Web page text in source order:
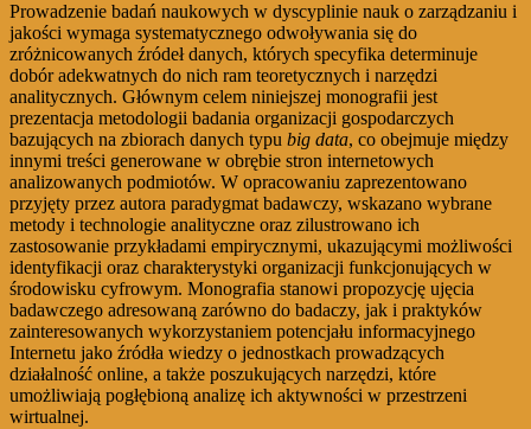
Prowadzenie badań naukowych w dyscyplinie nauk o zarządzaniu i
jakości wymaga systematycznego odwoływania się do
zróżnicowanych źródeł danych, których specyfika determinuje
dobór adekwatnych do nich ram teoretycznych i narzędzi
analitycznych. Głównym celem niniejszej monografii jest
prezentacja metodologii badania organizacji gospodarczych
bazujących na zbiorach danych typu big data, co obejmuje między
innymi treści generowane w obrębie stron internetowych
analizowanych podmiotów. W opracowaniu zaprezentowano
przyjęty przez autora paradygmat badawczy, wskazano wybrane
metody i technologie analityczne oraz zilustrowano ich
zastosowanie przykładami empirycznymi, ukazującymi możliwości
identyfikacji oraz charakterystyki organizacji funkcjonujących w
środowisku cyfrowym. Monografia stanowi propozycję ujęcia
badawczego adresowaną zarówno do badaczy, jak i praktyków
zainteresowanych wykorzystaniem potencjału informacyjnego
Internetu jako źródła wiedzy o jednostkach prowadzących
działalność online, a także poszukujących narzędzi, które
umożliwiają pogłębioną analizę ich aktywności w przestrzeni
wirtualnej.